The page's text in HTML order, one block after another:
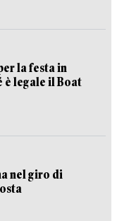
la festa in
è legale il Boat
nel giro di